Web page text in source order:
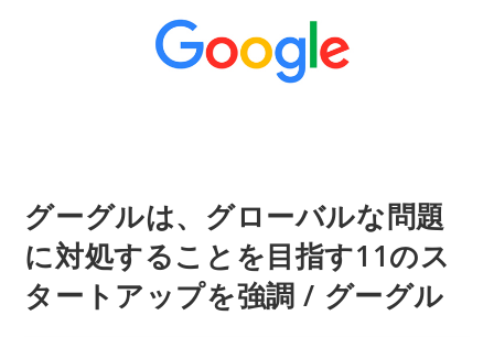
グーグルは、グローバルな問題
に対処することを目指す11のス
タートアップを強調 / グーグル